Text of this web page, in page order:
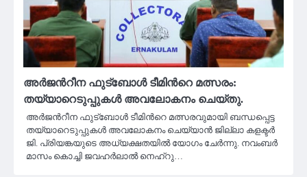
അര്‍ജന്‍റീന ഫുട്ബോള്‍ ടീമിന്‍റെ മത്സരം:
തയ്യാറെടുപ്പുകള്‍ അവലോകനം ചെയ്തു.
അര്‍ജന്‍റീന ഫുട്ബോള്‍ ടീമിന്‍റെ മത്സരവുമായി ബന്ധപ്പെട്ട
തയ്യാറെടുപ്പുകള്‍ അവലോകനം ചെയ്യാന്‍ ജില്ലാ കളക്ടർ
ജി. പ്രിയങ്കയുടെ അധ്യക്ഷതയില്‍ യോഗം ചേര്‍ന്നു. നവംബര്‍
മാസം കൊച്ചി ജവഹര്‍ലാല്‍ നെഹ്റു…